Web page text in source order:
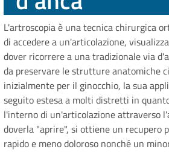
L'artroscopia è una tecnica chirurgica
di accedere a un'articolazione,
dover ricorrere a una tradizionale via
da preservare le strutture anatomiche
inizialmente per il ginocchio, la sua
seguito estesa a molti distretti in
l'interno di un'articolazione attraverso
doverla "aprire", si ottiene un recupero
rapido e meno doloroso nonché un